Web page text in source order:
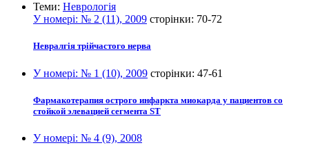
Теми: Неврологія
У номері: № 2 (11), 2009 сторінки: 70-72
Невралгія трійчастого нерва
У номері: № 1 (10), 2009 сторінки: 47-61
Фармакотерапия острого инфаркта миокарда у пациентов со
стойкой элевацией сегмента ST
У номері: № 4 (9), 2008